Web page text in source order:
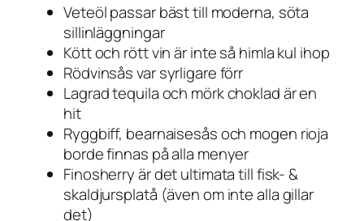
Veteöl passar bäst till moderna, söta
sillinläggningar
Kött och rött vin är inte så himla kul ihop
Rödvinsås var syrligare förr
Lagrad tequila och mörk choklad är en
hit
Ryggbiff, bearnaisesås och mogen rioja
borde finnas på alla menyer
Finosherry är det ultimata till fisk- &
skaldjursplatå (även om inte alla gillar
det)